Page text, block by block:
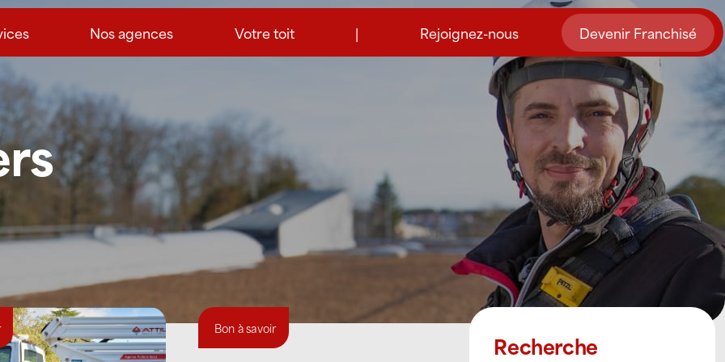
Nos agences Votre toit | Rejoignez-nous Devenir Franchisé
Bon à savoir
Recherche